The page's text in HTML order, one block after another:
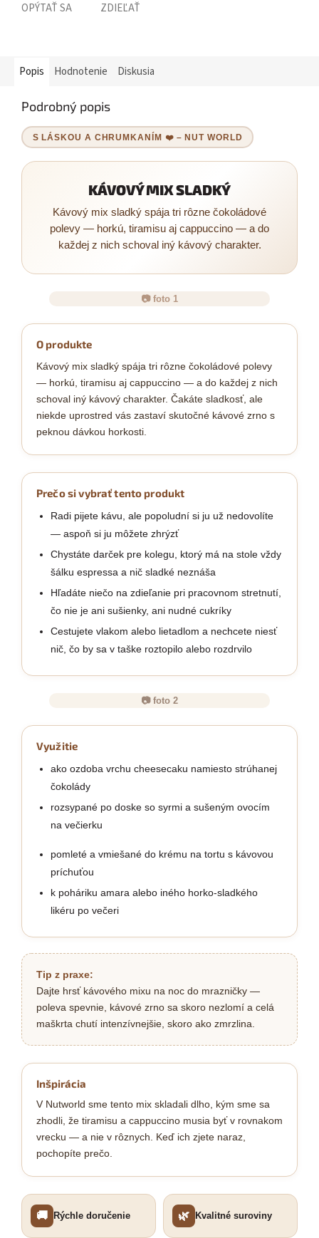
OPÝTAŤ SA ZDIEĽAŤ
Popis Hodnotenie Diskusia
Podrobný popis
S LÁSKOU A CHRUMKANÍM ❤️ – NUT WORLD
KÁVOVÝ MIX SLADKÝ
Kávový mix sladký spája tri rôzne čokoládové
polevy — horkú, tiramisu aj cappuccino — a do
každej z nich schoval iný kávový charakter.
📷 foto 1
O produkte
Kávový mix sladký spája tri rôzne čokoládové polevy
— horkú, tiramisu aj cappuccino — a do každej z nich
schoval iný kávový charakter. Čakáte sladkosť, ale
niekde uprostred vás zastaví skutočné kávové zrno s
peknou dávkou horkosti.
Prečo si vybrať tento produkt
Radi pijete kávu, ale popoludní si ju už nedovolíte
— aspoň si ju môžete zhrýzť
Chystáte darček pre kolegu, ktorý má na stole vždy
šálku espressa a nič sladké neznáša
Hľadáte niečo na zdieľanie pri pracovnom stretnutí,
čo nie je ani sušienky, ani nudné cukríky
Cestujete vlakom alebo lietadlom a nechcete niesť
nič, čo by sa v taške roztopilo alebo rozdrvilo
📷 foto 2
Využitie
ako ozdoba vrchu cheesecaku namiesto strúhanej
čokolády
rozsypané po doske so syrmi a sušeným ovocím
na večierku
pomleté a vmiešané do krému na tortu s kávovou
príchuťou
k poháriku amara alebo iného horko-sladkého
likéru po večeri
Tip z praxe:
Dajte hrsť kávového mixu na noc do mrazničky —
poleva spevnie, kávové zrno sa skoro nezlomí a celá
maškrta chutí intenzívnejšie, skoro ako zmrzlina.
Inšpirácia
V Nutworld sme tento mix skladali dlho, kým sme sa
zhodli, že tiramisu a cappuccino musia byť v rovnakom
vrecku — a nie v rôznych. Keď ich zjete naraz,
pochopíte prečo.
🚚 Rýchle doručenie 🌿 Kvalitné suroviny